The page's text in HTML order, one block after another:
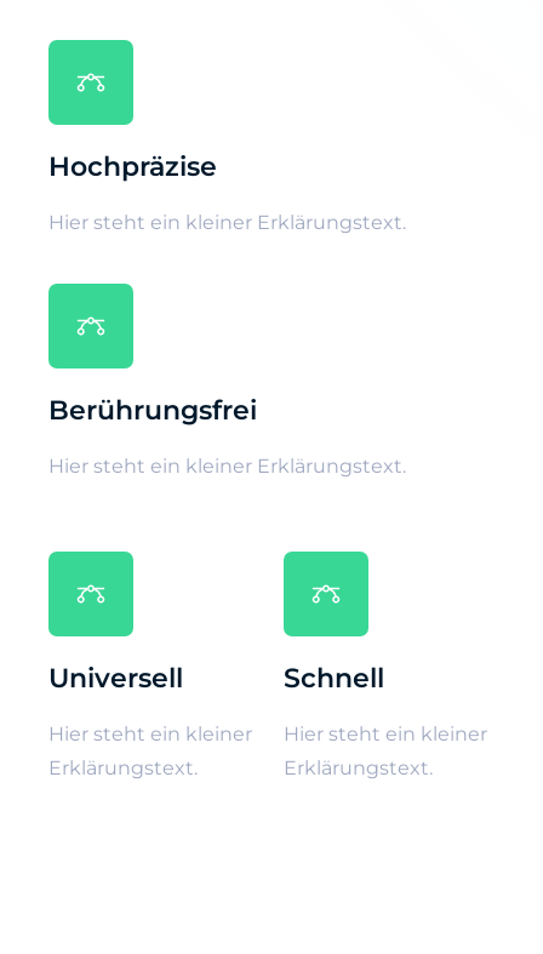
Hochpräzise
Hier steht ein kleiner Erklärungstext.
Berührungsfrei
Hier steht ein kleiner Erklärungstext.
Universell
Hier steht ein kleiner
Erklärungstext.
Schnell
Hier steht ein kleiner
Erklärungstext.